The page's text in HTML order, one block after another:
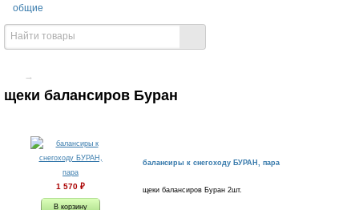
общие
→
щеки балансиров Буран
1 570 ₽
балансиры к снегоходу БУРАН, пара
щеки балансиров Буран 2шт.